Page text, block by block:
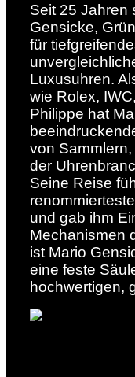
Seit 25 Jahren
Gensicke,
für
Luxusuhren.
wie Rolex,
Philippe hat
von
der
Seine Reise
und gab ihm
Mechanismen
ist Mario
eine feste
hochwertigen,